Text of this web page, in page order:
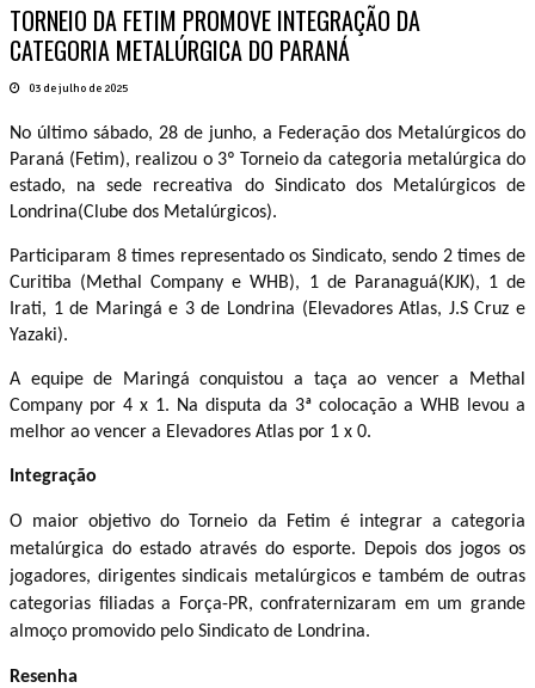
TORNEIO DA FETIM PROMOVE INTEGRAÇÃO DA
CATEGORIA METALÚRGICA DO PARANÁ
03 de julho de 2025
No último sábado, 28 de junho, a Federação dos Metalúrgicos do
Paraná (Fetim), realizou o 3º Torneio da categoria metalúrgica do
estado, na sede recreativa do Sindicato dos Metalúrgicos de
Londrina(Clube dos Metalúrgicos).
Participaram 8 times representado os Sindicato, sendo 2 times de
Curitiba (Methal Company e WHB), 1 de Paranaguá(KJK), 1 de
Irati, 1 de Maringá e 3 de Londrina (Elevadores Atlas, J.S Cruz e
Yazaki).
A equipe de Maringá conquistou a taça ao vencer a Methal
Company por 4 x 1. Na disputa da 3ª colocação a WHB levou a
melhor ao vencer a Elevadores Atlas por 1 x 0.
Integração
O maior objetivo do Torneio da Fetim é integrar a categoria
metalúrgica do estado através do esporte. Depois dos jogos os
jogadores, dirigentes sindicais metalúrgicos e também de outras
categorias filiadas a Força-PR, confraternizaram em um grande
almoço promovido pelo Sindicato de Londrina.
Resenha